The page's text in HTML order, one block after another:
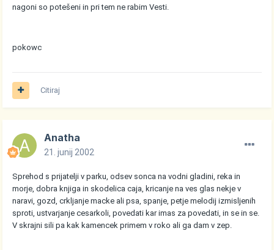
nagoni so potešeni in pri tem ne rabim Vesti.
pokowc
Citiraj
Anatha
21. junij 2002
Sprehod s prijatelji v parku, odsev sonca na vodni gladini, reka in
morje, dobra knjiga in skodelica caja, kricanje na ves glas nekje v
naravi, gozd, crkljanje macke ali psa, spanje, petje melodij izmisljenih
sproti, ustvarjanje cesarkoli, povedati kar imas za povedati, in se in se.
V skrajni sili pa kak kamencek primem v roko ali ga dam v zep.